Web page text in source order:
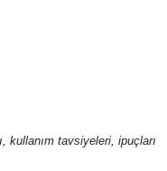
kullanım tavsiyeleri, ipuçları